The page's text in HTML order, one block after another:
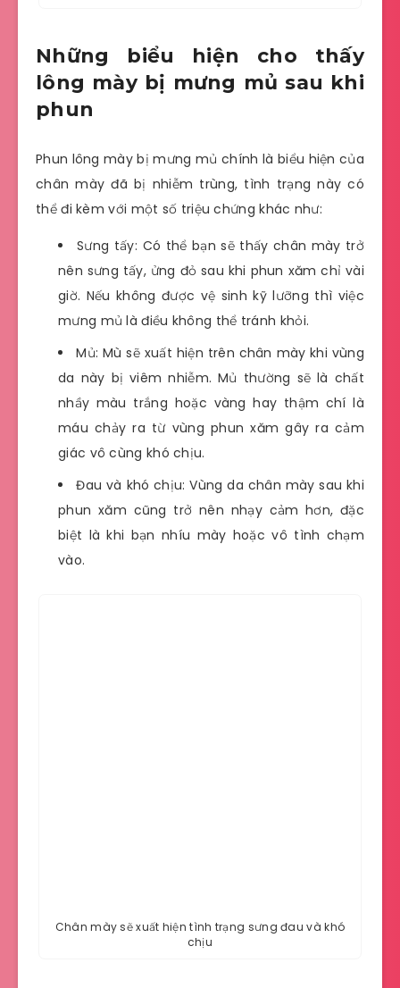
Những biểu hiện cho thấy
lông mày bị mưng mủ sau khi
phun
Phun lông mày bị mưng mủ chính là biểu hiện của
chân mày đã bị nhiễm trùng, tình trạng này có
thể đi kèm với một số triệu chứng khác như:
Sưng tấy: Có thể bạn sẽ thấy chân mày trở
nên sưng tấy, ửng đỏ sau khi phun xăm chỉ vài
giờ. Nếu không được vệ sinh kỹ lưỡng thì việc
mưng mủ là điều không thể tránh khỏi.
Mủ: Mù sẽ xuất hiện trên chân mày khi vùng
da này bị viêm nhiễm. Mủ thường sẽ là chất
nhầy màu trắng hoặc vàng hay thậm chí là
máu chảy ra từ vùng phun xăm gây ra cảm
giác vô cùng khó chịu.
Đau và khó chịu: Vùng da chân mày sau khi
phun xăm cũng trở nên nhạy cảm hơn, đặc
biệt là khi bạn nhíu mày hoặc vô tình chạm
vào.
Chân mày sẽ xuất hiện tình trạng sưng đau và khó
chịu